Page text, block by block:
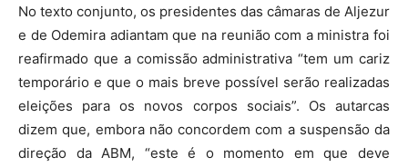
No texto conjunto, os presidentes das câmaras de Aljezur
e de Odemira adiantam que na reunião com a ministra foi
reafirmado que a comissão administrativa “tem um cariz
temporário e que o mais breve possível serão realizadas
eleições para os novos corpos sociais”. Os autarcas
dizem que, embora não concordem com a suspensão da
direção da ABM, “este é o momento em que deve